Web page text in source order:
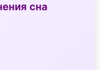
сна